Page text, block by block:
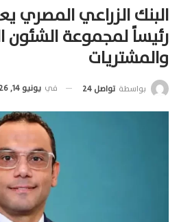
البنك الزراعي المصري
رئيساً لمجموعة الشئون
والمشتريات
بواسطة تواصل 24 في يونيو 14, 2026